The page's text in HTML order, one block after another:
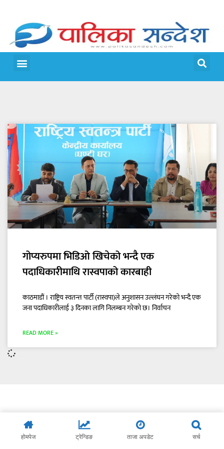
गोप्यरुपमा भिडिओ खिचेको भन्दै एक
पदाधिकारीमाथि रास्वपाको कारबाही
काठमाडौं । राष्ट्रिय स्वतन्त्त पार्टी (रास्वपा)ले अनुशासन उल्लंघन गरेको भन्दै एक
जना पदाधिकारीलाई ३ दिनका लागि निलम्बन गरेको छ। निर्वाचन
READ MORE »
होमपेज ट्रेन्डिङ ताजा अपडेट सर्च